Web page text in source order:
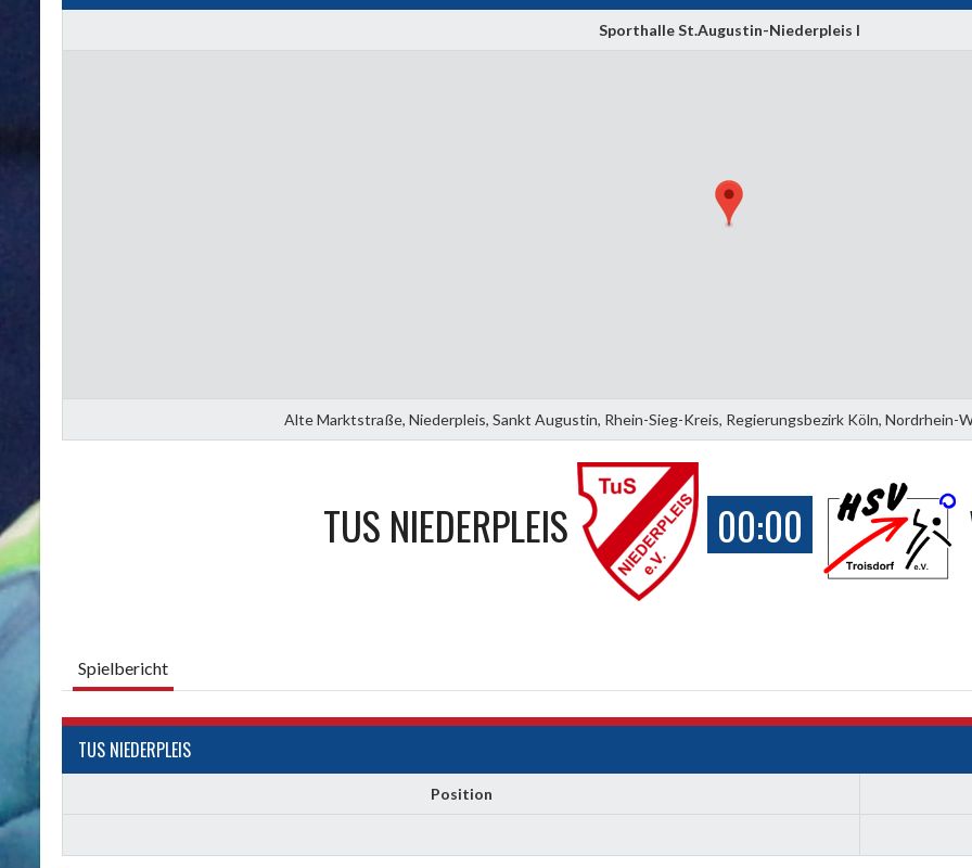
Sporthalle St.Augustin-Niederpleis I
Alte Marktstraße, Niederpleis, Sankt Augustin, Rhein-Sieg-Kreis, Regierungsbezirk Köln, Nordrhein-
TUS NIEDERPLEIS 00:00
Spielbericht
TUS NIEDERPLEIS
Position